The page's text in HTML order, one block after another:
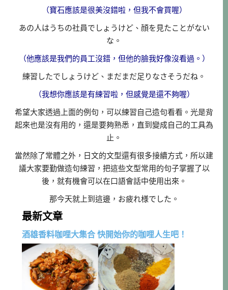
（寶石應該是很美沒錯啦，但我不會買喔）
あの人はうちの社員でしょうけど、顔を見たことがない
な。
（他應該是我們的員工沒錯，但他的臉我好像沒看過。）
練習したでしょうけど、まだまだ足りなさそうだね。
（我想你應該是有練習啦，但感覺是還不夠喔）
希望大家透過上面的例句，可以練習自己造句看看。光是背
起來也是沒有用的，還是要夠熟悉，直到變成自己的工具為
止。
當然除了常體之外，日文的文型還有很多接續方式，所以建
議大家要勤做造句練習，把這些文型常用的句子掌握了以
後，就有機會可以在口語會話中使用出來。
那今天就上到這邊，お疲れ様でした。
最新文章
酒雄香料咖哩大集合 快開始你的咖哩人生吧！